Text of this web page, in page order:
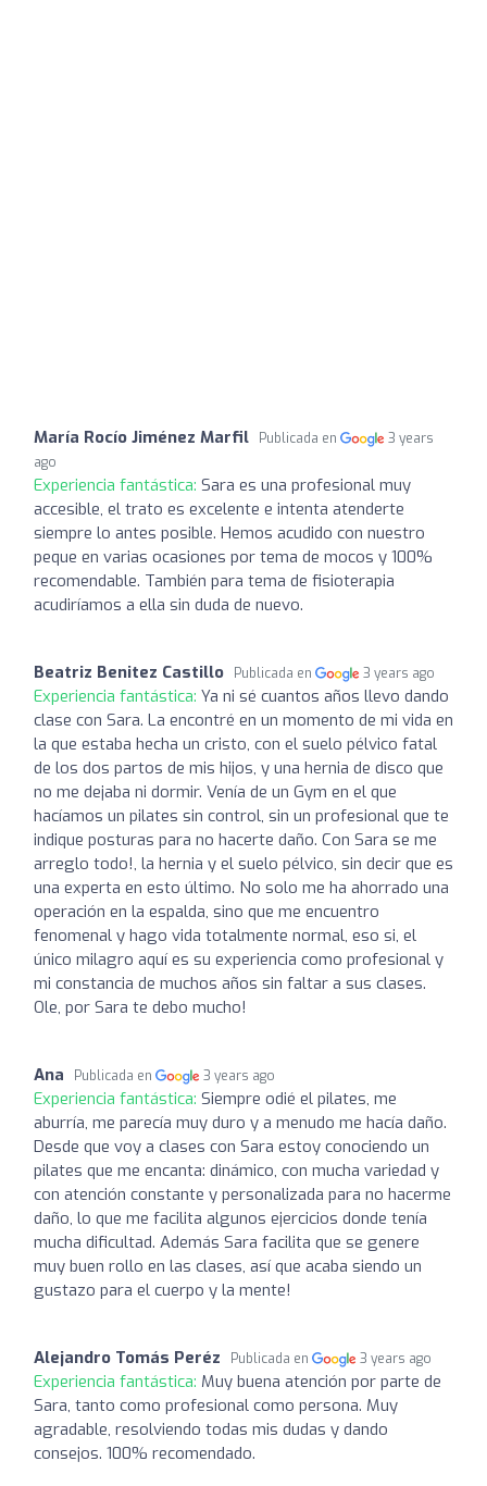
María Rocío Jiménez Marfil Publicada en
3 years
ago
Experiencia fantástica: Sara es una profesional muy
accesible, el trato es excelente e intenta atenderte
siempre lo antes posible. Hemos acudido con nuestro
peque en varias ocasiones por tema de mocos y 100%
recomendable. También para tema de fisioterapia
acudiríamos a ella sin duda de nuevo.
Beatriz Benitez Castillo Publicada en 3 years ago
Experiencia fantástica: Ya ni sé cuantos años llevo dando
clase con Sara. La encontré en un momento de mi vida en
la que estaba hecha un cristo, con el suelo pélvico fatal
de los dos partos de mis hijos, y una hernia de disco que
no me dejaba ni dormir. Venía de un Gym en el que
hacíamos un pilates sin control, sin un profesional que te
indique posturas para no hacerte daño. Con Sara se me
arreglo todo!, la hernia y el suelo pélvico, sin decir que es
una experta en esto último. No solo me ha ahorrado una
operación en la espalda, sino que me encuentro
fenomenal y hago vida totalmente normal, eso si, el
único milagro aquí es su experiencia como profesional y
mi constancia de muchos años sin faltar a sus clases.
Ole, por Sara te debo mucho!
Ana Publicada en 3 years ago
Experiencia fantástica: Siempre odié el pilates, me
aburría, me parecía muy duro y a menudo me hacía daño.
Desde que voy a clases con Sara estoy conociendo un
pilates que me encanta: dinámico, con mucha variedad y
con atención constante y personalizada para no hacerme
daño, lo que me facilita algunos ejercicios donde tenía
mucha dificultad. Además Sara facilita que se genere
muy buen rollo en las clases, así que acaba siendo un
gustazo para el cuerpo y la mente!
Alejandro Tomás Peréz Publicada en 3 years ago
Experiencia fantástica: Muy buena atención por parte de
Sara, tanto como profesional como persona. Muy
agradable, resolviendo todas mis dudas y dando
consejos. 100% recomendado.